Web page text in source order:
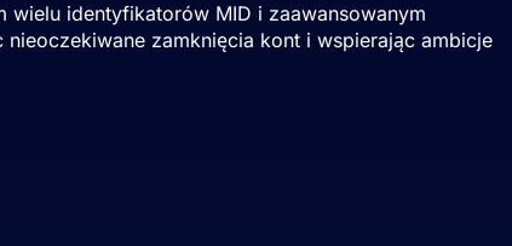
identyfikatorów MID i zaawansowanym
zamknięcia kont i wspierając ambicje